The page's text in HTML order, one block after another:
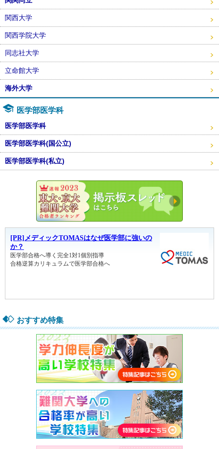
関西大学
関西学院大学
同志社大学
立命館大学
海外大学
医学部医学科
医学部医学科
医学部医学科(国公立)
医学部医学科(私立)
おすすめ特集